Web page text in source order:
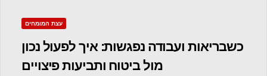
עצת המומחים
כשבריאות ועבודה נפגשות: איך לפעול נכון
מול ביטוח ותביעות פיצויים